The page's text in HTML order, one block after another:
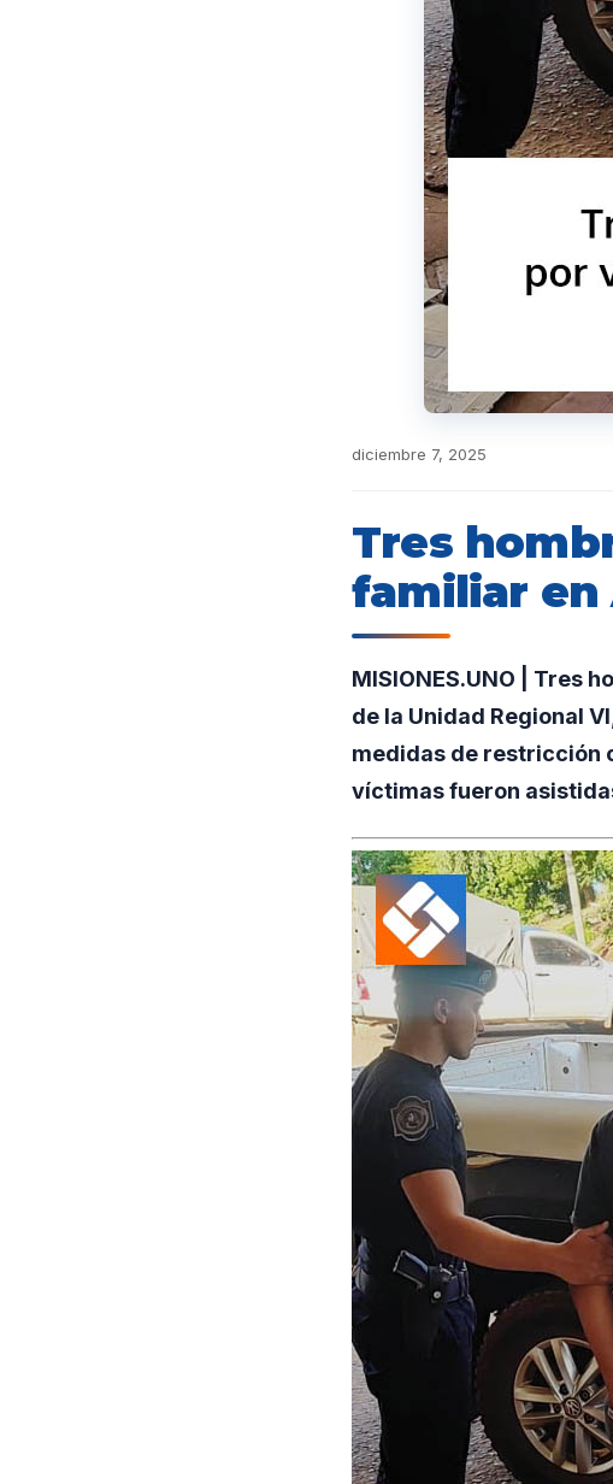
diciembre 7, 2025
Tres
familiar en
MISIONES.UNO | Tres
de la Unidad Regional
medidas de restricción
víctimas fueron